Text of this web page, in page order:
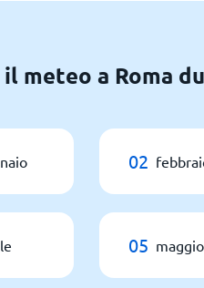
il meteo a Roma
02
05 maggio